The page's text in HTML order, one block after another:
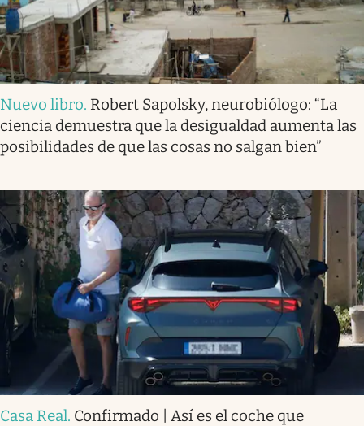
Nuevo libro. Robert Sapolsky, neurobiólogo: “La
ciencia demuestra que la desigualdad aumenta las
posibilidades de que las cosas no salgan bien”
Casa Real. Confirmado | Así es el coche que